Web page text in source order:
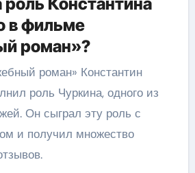
в фильме
роман»?
роман» Константин
роль Чуркина, одного из
Он сыграл эту роль с
и получил множество